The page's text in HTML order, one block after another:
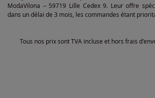
ModaVilona – 59719 Lille Cedex 9. Leur offre
dans un délai de 3 mois, les commandes étant
Tous nos prix sont TVA incluse et hors frais